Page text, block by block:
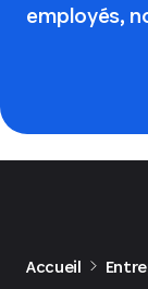
employés,
Accueil